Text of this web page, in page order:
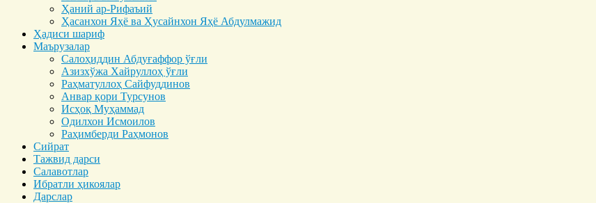
Ҳаний ар-Рифаъий
Ҳасанхон Яҳё ва Ҳусайнхон Яҳё Абдулмажид
Ҳадиси шариф
Маърузалар
Салоҳиддин Абдуғаффор ўғли
Азизхўжа Хайруллоҳ ўғли
Раҳматуллоҳ Сайфуддинов
Анвар қори Турсунов
Исҳоқ Муҳаммад
Одилхон Исмоилов
Раҳимберди Раҳмонов
Сийрат
Тажвид дарси
Салавотлар
Ибратли ҳикоялар
Дарслар